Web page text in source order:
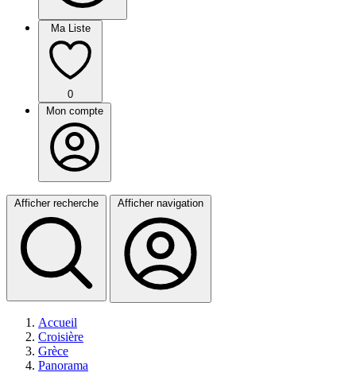
Ma Liste
0
Mon compte
Afficher recherche Afficher navigation
Accueil
Croisière
Grèce
Panorama